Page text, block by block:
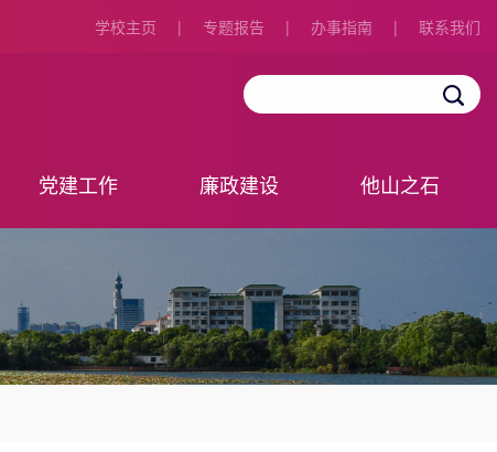
学校主页 | 专题报告 | 办事指南 | 联系我们
党建工作 廉政建设 他山之石